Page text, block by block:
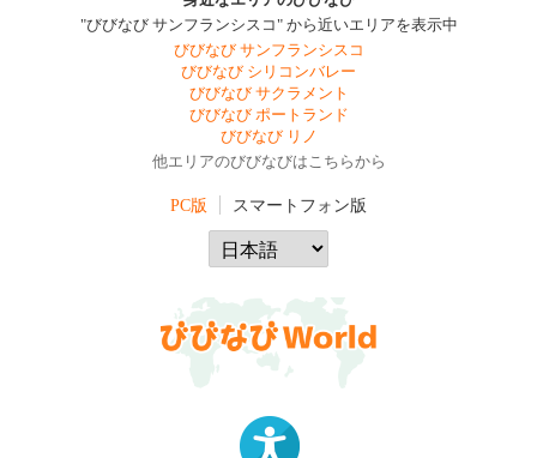
"びびなび サンフランシスコ" から近いエリアを表示中
びびなび サンフランシスコ
びびなび シリコンバレー
びびなび サクラメント
びびなび ポートランド
びびなび リノ
他エリアのびびなびはこちらから
PC版 スマートフォン版